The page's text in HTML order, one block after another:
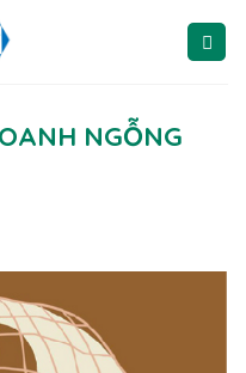
NGỖNG